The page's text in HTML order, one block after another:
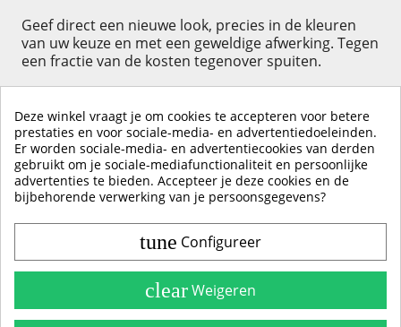
Geef direct een nieuwe look, precies in de kleuren
van uw keuze en met een geweldige afwerking. Tegen
een fractie van de kosten tegenover spuiten.
KLIK HIER OM EEN ​​RECENSIE ACHTER TE LATEN
Deze winkel vraagt je om cookies te accepteren voor betere
prestaties en voor sociale-media- en advertentiedoeleinden.
Er worden sociale-media- en advertentiecookies van derden
gebruikt om je sociale-mediafunctionaliteit en persoonlijke
advertenties te bieden. Accepteer je deze cookies en de
bijbehorende verwerking van je persoonsgegevens?
tune Configureer
clearWeigeren